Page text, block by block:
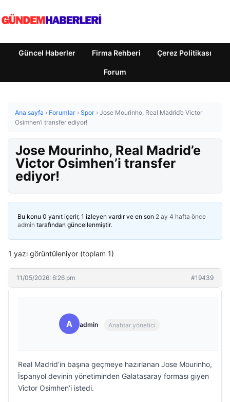
Güncel Haberler Firma Rehberi Çerez Politikası
Forum
Ana sayfa › Forumlar › Spor › Jose Mourinho, Real Madrid’e Victor
Osimhen’i transfer ediyor!
Jose Mourinho, Real Madrid’e
Victor Osimhen’i transfer
ediyor!
Bu konu 0 yanıt içerir, 1 izleyen vardır ve en son 2 ay 4 hafta önce
admin tarafından güncellenmiştir.
1 yazı görüntüleniyor (toplam 1)
11/05/2026: 6:26 pm #19439
A admin Anahtar yönetici
Real Madrid’in başına geçmeye hazırlanan Jose Mourinho,
İspanyol devinin yönetiminden Galatasaray forması giyen
Victor Osimhen’i istedi.